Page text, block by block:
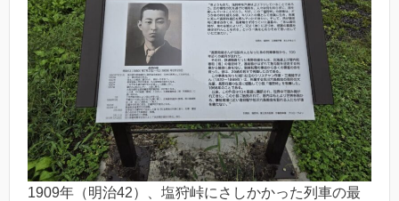
1909年（明治42）、塩狩峠にさしかかった列車の最